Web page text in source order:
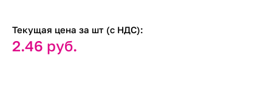
Текущая цена за шт (с НДС):
2.46 руб.